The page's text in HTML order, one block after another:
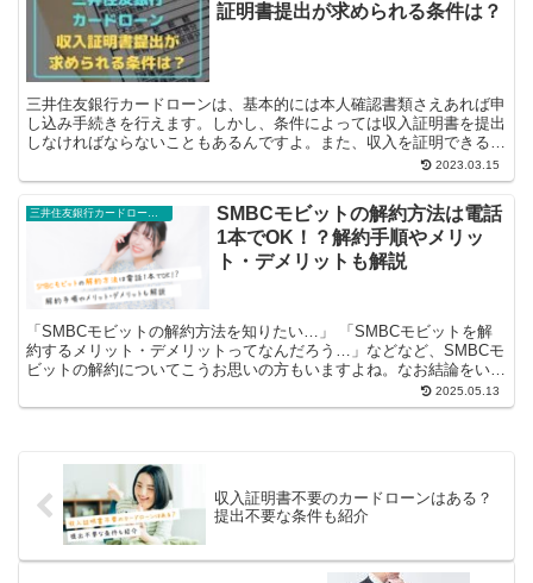
証明書提出が求められる条件は？
三井住友銀行カードローンは、基本的には本人確認書類さえあれば申
し込み手続きを行えます。しかし、条件によっては収入証明書を提出
しなければならないこともあるんですよ。また、収入を証明できる書
2023.03.15
三井住友銀行カードローン豆知識
SMBCモビットの解約方法は電話
1本でOK！？解約手順やメリッ
ト・デメリットも解説
「SMBCモビットの解約方法を知りたい…」 「SMBCモビットを解
約するメリット・デメリットってなんだろう…」などなど、SMBCモ
ビットの解約についてこうお思いの方もいますよね。なお結論をいう
2025.05.13
収入証明書不要のカードローンはある？
提出不要な条件も紹介